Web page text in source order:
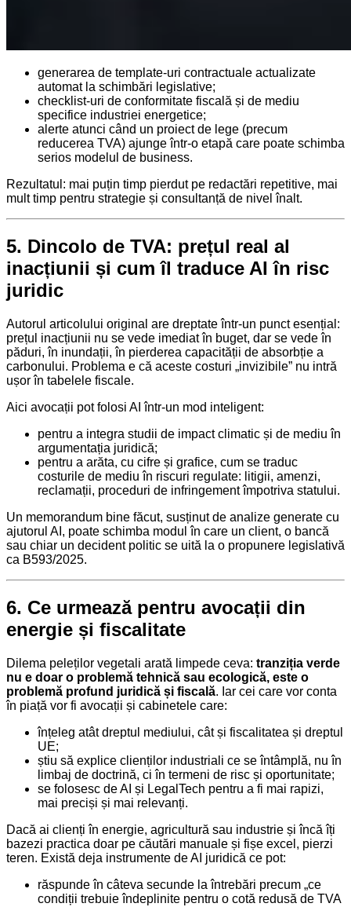
generarea de template-uri contractuale actualizate
automat la schimbări legislative;
checklist-uri de conformitate fiscală și de mediu
specifice industriei energetice;
alerte atunci când un proiect de lege (precum
reducerea TVA) ajunge într-o etapă care poate schimba
serios modelul de business.
Rezultatul: mai puțin timp pierdut pe redactări repetitive, mai
mult timp pentru strategie și consultanță de nivel înalt.
5. Dincolo de TVA: prețul real al
inacțiunii și cum îl traduce AI în risc
juridic
Autorul articolului original are dreptate într-un punct esențial:
prețul inacțiunii nu se vede imediat în buget, dar se vede în
păduri, în inundații, în pierderea capacității de absorbție a
carbonului. Problema e că aceste costuri „invizibile” nu intră
ușor în tabelele fiscale.
Aici avocații pot folosi AI într-un mod inteligent:
pentru a integra studii de impact climatic și de mediu în
argumentația juridică;
pentru a arăta, cu cifre și grafice, cum se traduc
costurile de mediu în riscuri regulate: litigii, amenzi,
reclamații, proceduri de infringement împotriva statului.
Un memorandum bine făcut, susținut de analize generate cu
ajutorul AI, poate schimba modul în care un client, o bancă
sau chiar un decident politic se uită la o propunere legislativă
ca B593/2025.
6. Ce urmează pentru avocații din
energie și fiscalitate
Dilema peleților vegetali arată limpede ceva: tranziția verde
nu e doar o problemă tehnică sau ecologică, este o
problemă profund juridică și fiscală. Iar cei care vor conta
în piață vor fi avocații și cabinetele care:
înțeleg atât dreptul mediului, cât și fiscalitatea și dreptul
UE;
știu să explice clienților industriali ce se întâmplă, nu în
limbaj de doctrină, ci în termeni de risc și oportunitate;
se folosesc de AI și LegalTech pentru a fi mai rapizi,
mai preciși și mai relevanți.
Dacă ai clienți în energie, agricultură sau industrie și încă îți
bazezi practica doar pe căutări manuale și fișe excel, pierzi
teren. Există deja instrumente de AI juridică ce pot:
răspunde în câteva secunde la întrebări precum „ce
condiții trebuie îndeplinite pentru o cotă redusă de TVA